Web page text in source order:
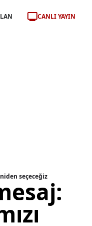
CANLI YAYIN
seçeceğiz